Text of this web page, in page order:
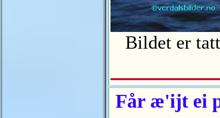
Bildet er
Får æ'ijt ei